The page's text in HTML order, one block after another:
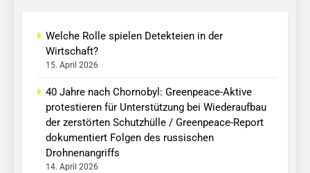
Welche Rolle spielen Detekteien in der
Wirtschaft?
15. April 2026
40 Jahre nach Chornobyl: Greenpeace-Aktive
protestieren für Unterstützung bei Wiederaufbau
der zerstörten Schutzhülle / Greenpeace-Report
dokumentiert Folgen des russischen
Drohnenangriffs
14. April 2026